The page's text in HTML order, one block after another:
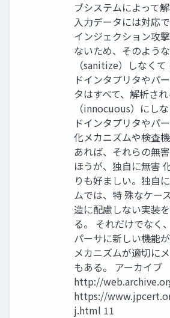
ブシステムによって
入力データには対応
インジェクション攻
ないため、そのよう
（sanitize）しなく
ドインタプリタやパ
タはすべて、解析さ
（innocuous）にし
ドインタプリタやパ
化メカニズムや検査
あれば、それらの無
ほうが、独自に無害
りも好ましい。独自
ムでは、特 殊なケー
造に配慮しない実装
る。 それだけでなく
パーサに新しい機能
メカニズムが適切に
もある。 アーカイブ
http://
https://
j.html 11